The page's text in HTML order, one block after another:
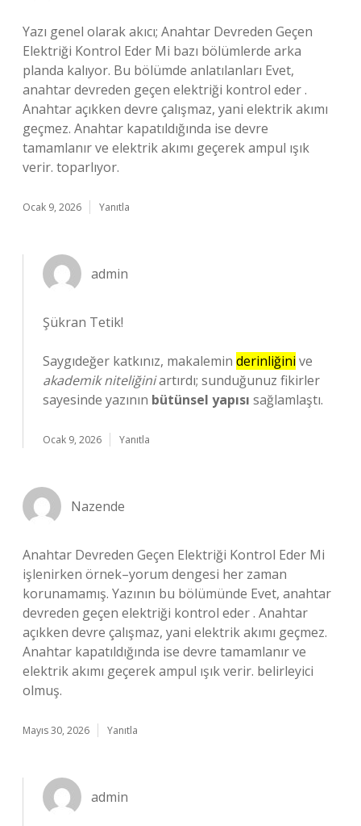
Yazı genel olarak akıcı; Anahtar Devreden Geçen
Elektriği Kontrol Eder Mi bazı bölümlerde arka
planda kalıyor. Bu bölümde anlatılanları Evet,
anahtar devreden geçen elektriği kontrol eder .
Anahtar açıkken devre çalışmaz, yani elektrik akımı
geçmez. Anahtar kapatıldığında ise devre
tamamlanır ve elektrik akımı geçerek ampul ışık
verir. toparlıyor.
Ocak 9, 2026 Yanıtla
admin
Şükran Tetik!
Saygıdeğer katkınız, makalemin derinliğini ve
akademik niteliğiniartırdı; sunduğunuz fikirler
sayesinde yazının bütünsel yapısı sağlamlaştı.
Ocak 9, 2026 Yanıtla
Nazende
Anahtar Devreden Geçen Elektriği Kontrol Eder Mi
işlenirken örnek–yorum dengesi her zaman
korunamamış. Yazının bu bölümünde Evet, anahtar
devreden geçen elektriği kontrol eder . Anahtar
açıkken devre çalışmaz, yani elektrik akımı geçmez.
Anahtar kapatıldığında ise devre tamamlanır ve
elektrik akımı geçerek ampul ışık verir. belirleyici
olmuş.
Mayıs 30, 2026 Yanıtla
admin